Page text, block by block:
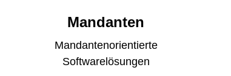
Mandanten
Mandantenorientierte
Softwarelösungen